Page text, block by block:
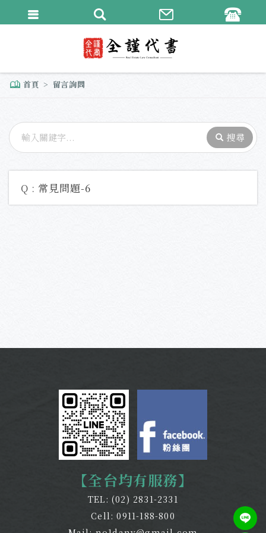
首頁 留言詢問
Q : 常見問題-6
【全台均有服務】
TEL:(02) 2831-2331
Cell:0911-188-800
繁體中文
English